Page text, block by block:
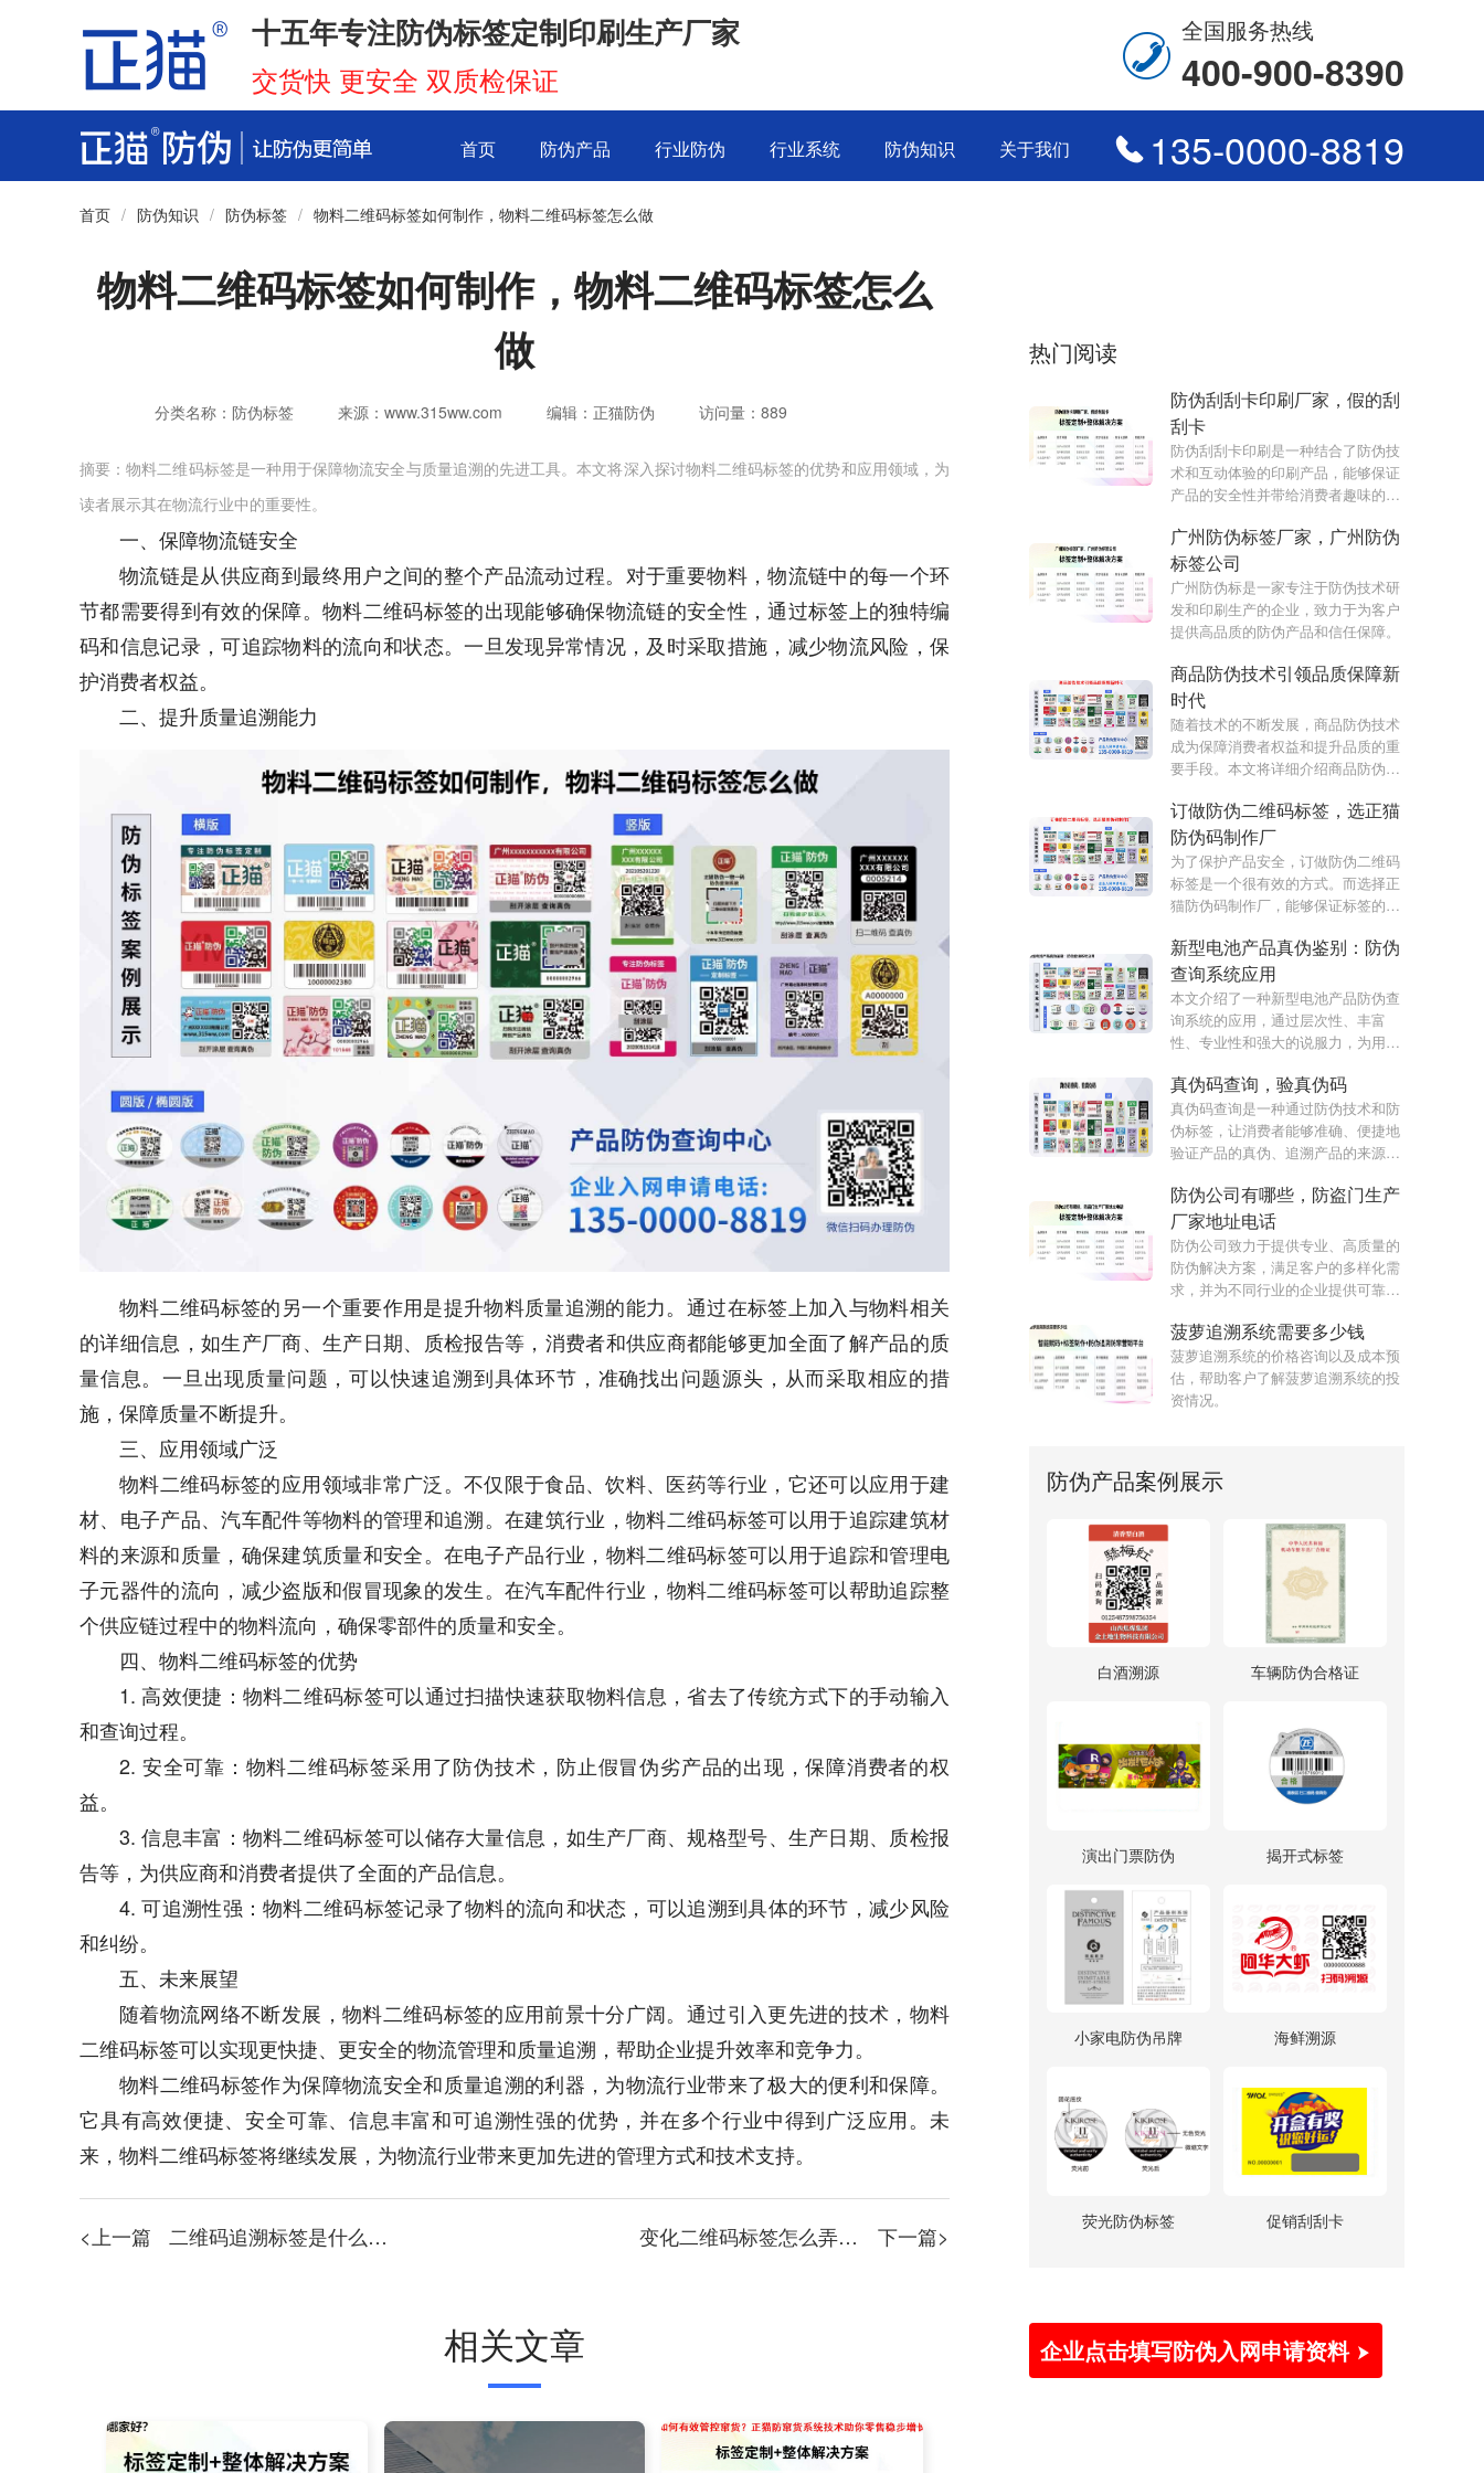
十五年专注防伪标签定制印刷生产厂家
交货快 更安全 双质检保证
全国服务热线
400-900-8390
首页 防伪产品 行业防伪 行业系统 防伪知识 关于我们 135-0000-8819
首页 / 防伪知识 / 防伪标签 / 物料二维码标签如何制作，物料二维码标签怎么做
物料二维码标签如何制作，物料二维码标签怎么
做
分类名称：防伪标签 来源：www.315ww.com 编辑：正猫防伪 访问量： 889
摘要：物料二维码标签是一种用于保障物流安全与质量追溯的先进工具。本文将深入探讨物料二维码标签的优势和应用领域，为
读者展示其在物流行业中的重要性。
一、保障物流链安全
物流链是从供应商到最终用户之间的整个产品流动过程。对于重要物料，物流链中的每一个环
节都需要得到有效的保障。物料二维码标签的出现能够确保物流链的安全性，通过标签上的独特编
码和信息记录，可追踪物料的流向和状态。一旦发现异常情况，及时采取措施，减少物流风险，保
护消费者权益。
二、提升质量追溯能力
物料二维码标签的另一个重要作用是提升物料质量追溯的能力。通过在标签上加入与物料相关
的详细信息，如生产厂商、生产日期、质检报告等，消费者和供应商都能够更加全面了解产品的质
量信息。一旦出现质量问题，可以快速追溯到具体环节，准确找出问题源头，从而采取相应的措
施，保障质量不断提升。
三、应用领域广泛
物料二维码标签的应用领域非常广泛。不仅限于食品、饮料、医药等行业，它还可以应用于建
材、电子产品、汽车配件等物料的管理和追溯。在建筑行业，物料二维码标签可以用于追踪建筑材
料的来源和质量，确保建筑质量和安全。在电子产品行业，物料二维码标签可以用于追踪和管理电
子元器件的流向，减少盗版和假冒现象的发生。在汽车配件行业，物料二维码标签可以帮助追踪整
个供应链过程中的物料流向，确保零部件的质量和安全。
四、物料二维码标签的优势
1. 高效便捷：物料二维码标签可以通过扫描快速获取物料信息，省去了传统方式下的手动输入
和查询过程。
2. 安全可靠：物料二维码标签采用了防伪技术，防止假冒伪劣产品的出现，保障消费者的权
益。
3. 信息丰富：物料二维码标签可以储存大量信息，如生产厂商、规格型号、生产日期、质检报
告等，为供应商和消费者提供了全面的产品信息。
4. 可追溯性强：物料二维码标签记录了物料的流向和状态，可以追溯到具体的环节，减少风险
和纠纷。
五、未来展望
随着物流网络不断发展，物料二维码标签的应用前景十分广阔。通过引入更先进的技术，物料
二维码标签可以实现更快捷、更安全的物流管理和质量追溯，帮助企业提升效率和竞争力。
物料二维码标签作为保障物流安全和质量追溯的利器，为物流行业带来了极大的便利和保障。
它具有高效便捷、安全可靠、信息丰富和可追溯性强的优势，并在多个行业中得到广泛应用。未
来，物料二维码标签将继续发展，为物流行业带来更加先进的管理方式和技术支持。
<上一篇 二维码追溯标签是什么，二维码追溯码 变化二维码标签怎么弄，可变二维码标签 下一篇>
相关文章
热门阅读
防伪刮刮卡印刷厂家，假的刮
刮卡
防伪刮刮卡印刷是一种结合了防伪技
术和互动体验的印刷产品，能够保证
产品的安全性并带给消费者趣味的刮
广州防伪标签厂家，广州防伪
标签公司
广州防伪标是一家专注于防伪技术研
发和印刷生产的企业，致力于为客户
提供高品质的防伪产品和信任保障。
商品防伪技术引领品质保障新
时代
随着技术的不断发展，商品防伪技术
成为保障消费者权益和提升品质的重
要手段。本文将详细介绍商品防伪技
消费者购物体验等方面的重要作用和
现状。
订做防伪二维码标签，选正猫
防伪码制作厂
为了保护产品安全，订做防伪二维码
标签是一个很有效的方式。而选择正
猫防伪码制作厂，能够保证标签的质
新型电池产品真伪鉴别：防伪
查询系统应用
本文介绍了一种新型电池产品防伪查
询系统的应用，通过层次性、丰富
性、专业性和强大的说服力，为用户
真伪码查询，验真伪码
真伪码查询是一种通过防伪技术和防
伪标签，让消费者能够准确、便捷地
验证产品的真伪、追溯产品的来源的
以及它如何保障消费者权益。
防伪公司有哪些，防盗门生产
厂家地址电话
防伪公司致力于提供专业、高质量的
防伪解决方案，满足客户的多样化需
求，并为不同行业的企业提供可靠的
菠萝追溯系统需要多少钱
菠萝追溯系统的价格咨询以及成本预
估，帮助客户了解菠萝追溯系统的投
资情况。
防伪产品案例展示
白酒溯源 车辆防伪合格证
演出门票防伪 揭开式标签
小家电防伪吊牌 海鲜溯源
荧光防伪标签 促销刮刮卡
企业点击填写防伪入网申请资料